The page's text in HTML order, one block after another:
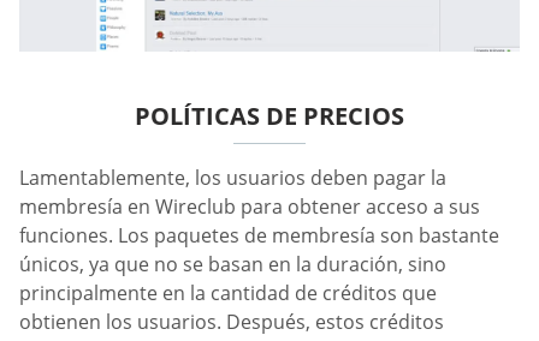
POLÍTICAS DE PRECIOS
Lamentablemente, los usuarios deben pagar la
membresía en Wireclub para obtener acceso a sus
funciones. Los paquetes de membresía son bastante
únicos, ya que no se basan en la duración, sino
principalmente en la cantidad de créditos que
obtienen los usuarios. Después, estos créditos